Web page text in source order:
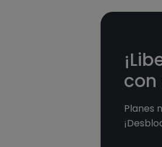
con
Planes